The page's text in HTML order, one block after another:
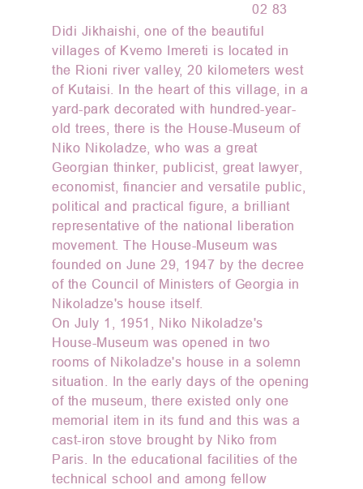
02 83
Didi Jikhaishi, one of the beautiful
villages of Kvemo Imereti is located in
the Rioni river valley, 20 kilometers west
of Kutaisi. In the heart of this village, in a
yard-park decorated with hundred-year-
old trees, there is the House-Museum of
Niko Nikoladze, who was a great
Georgian thinker, publicist, great lawyer,
economist, financier and versatile public,
political and practical figure, a brilliant
representative of the national liberation
movement. The House-Museum was
founded on June 29, 1947 by the decree
of the Council of Ministers of Georgia in
Nikoladze's house itself.
On July 1, 1951, Niko Nikoladze's
House-Museum was opened in two
rooms of Nikoladze's house in a solemn
situation. In the early days of the opening
of the museum, there existed only one
memorial item in its fund and this was a
cast-iron stove brought by Niko from
Paris. In the educational facilities of the
technical school and among fellow